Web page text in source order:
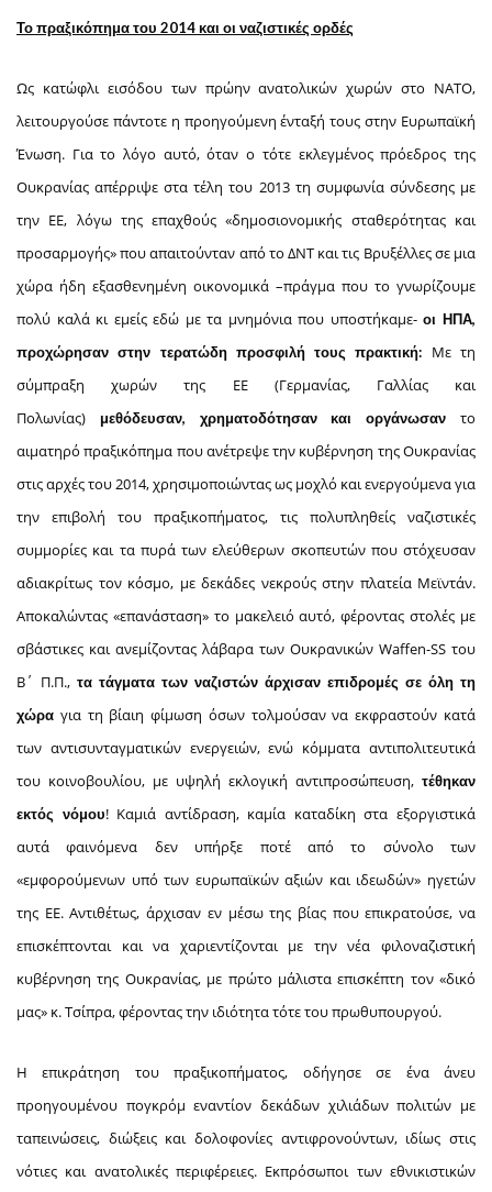
Το πραξικόπημα του 2014 και οι ναζιστικές ορδές
Ως κατώφλι εισόδου των πρώην ανατολικών χωρών στο ΝΑΤΟ,
λειτουργούσε πάντοτε η προηγούμενη ένταξή τους στην Ευρωπαϊκή
Ένωση. Για το λόγο αυτό, όταν ο τότε εκλεγμένος πρόεδρος της
Ουκρανίας απέρριψε στα τέλη του 2013 τη συμφωνία σύνδεσης με
την ΕΕ, λόγω της επαχθούς «δημοσιονομικής σταθερότητας και
προσαρμογής» που απαιτούνταν από το ΔΝΤ και τις Βρυξέλλες σε μια
χώρα ήδη εξασθενημένη οικονομικά –πράγμα που το γνωρίζουμε
πολύ καλά κι εμείς εδώ με τα μνημόνια που υποστήκαμε-οι ΗΠΑ,
προχώρησαν στην τερατώδη προσφιλή τους πρακτική: Με τη
σύμπραξη χωρών της ΕΕ (Γερμανίας, Γαλλίας και
Πολωνίας)
μεθόδευσαν, χρηματοδότησαν και οργάνωσαν το
αιματηρό πραξικόπημα που ανέτρεψε την κυβέρνηση της Ουκρανίας
στις αρχές του 2014, χρησιμοποιώντας ως μοχλό και ενεργούμενα για
την επιβολή του πραξικοπήματος, τις πολυπληθείς ναζιστικές
συμμορίες και τα πυρά των ελεύθερων σκοπευτών που στόχευσαν
αδιακρίτως τον κόσμο, με δεκάδες νεκρούς στην πλατεία Μεϊντάν.
Αποκαλώντας «επανάσταση» το μακελειό αυτό, φέροντας στολές με
σβάστικες και ανεμίζοντας λάβαρα των Ουκρανικών Waffen-SS του
Β΄ Π.Π., τα τάγματα των ναζιστών άρχισαν επιδρομές σε όλη τη
χώρα για τη βίαιη φίμωση όσων τολμούσαν να εκφραστούν κατά
των αντισυνταγματικών ενεργειών, ενώ κόμματα αντιπολιτευτικά
του κοινοβουλίου, με υψηλή εκλογική αντιπροσώπευση, τέθηκαν
εκτός νόμου! Καμιά αντίδραση, καμία καταδίκη στα εξοργιστικά
αυτά φαινόμενα δεν υπήρξε ποτέ από το σύνολο των
«εμφορούμενων υπό των ευρωπαϊκών αξιών και ιδεωδών» ηγετών
της ΕΕ. Αντιθέτως, άρχισαν εν μέσω της βίας που επικρατούσε, να
επισκέπτονται και να χαριεντίζονται με την νέα φιλοναζιστική
κυβέρνηση της Ουκρανίας, με πρώτο μάλιστα επισκέπτη τον «δικό
μας» κ. Τσίπρα, φέροντας την ιδιότητα τότε του πρωθυπουργού.
Η επικράτηση του πραξικοπήματος, οδήγησε σε ένα άνευ
προηγουμένου πογκρόμ εναντίον δεκάδων χιλιάδων πολιτών με
ταπεινώσεις, διώξεις και δολοφονίες αντιφρονούντων, ιδίως στις
νότιες και ανατολικές περιφέρειες. Εκπρόσωποι των εθνικιστικών